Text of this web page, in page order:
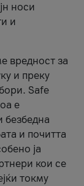
носи
и
вредност за
и преку
Safe
е
безбедна
и почитта
ја
кои се
токму